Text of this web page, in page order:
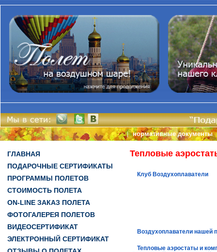
|нормативные документы
ГЛАВНАЯ
ПОДАРОЧНЫЕ СЕРТИФИКАТЫ
ПРОГРАММЫ ПОЛЕТОВ
СТОИМОСТЬ ПОЛЕТА
ON-LINE ЗАКАЗ ПОЛЕТА
ФОТОГАЛЕРЕЯ ПОЛЕТОВ
ВИДЕОСЕРТИФИКАТ
ЭЛЕКТРОННЫЙ СЕРТИФИКАТ
Тепловые
Клуб Воздухоплаватели
Воздухоплаватели нашей
Тепловые аэростаты и